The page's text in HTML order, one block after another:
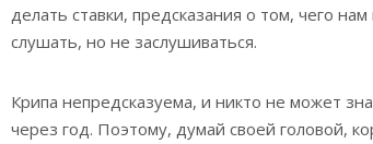
делать ставки, предсказания о том, чего
слушать, но не заслушиваться.
Крипа непредсказуема, и никто не может
через год. Поэтому, думай своей головой,